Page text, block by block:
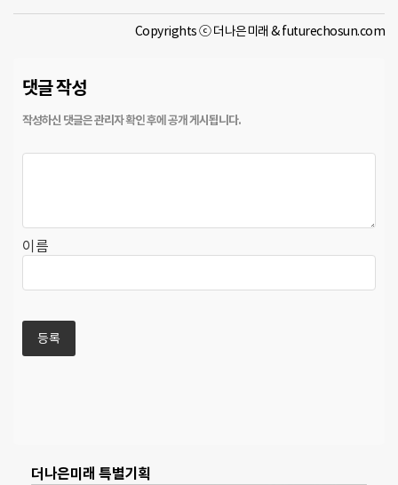
Copyrights ⓒ 더나은미래 & futurechosun.com
댓글 작성
이름
더나은미래 특별기획